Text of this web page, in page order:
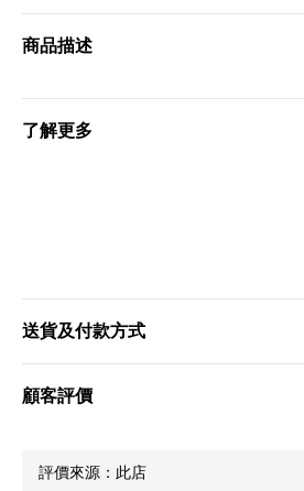
商品描述
了解更多
送貨及付款方式
顧客評價